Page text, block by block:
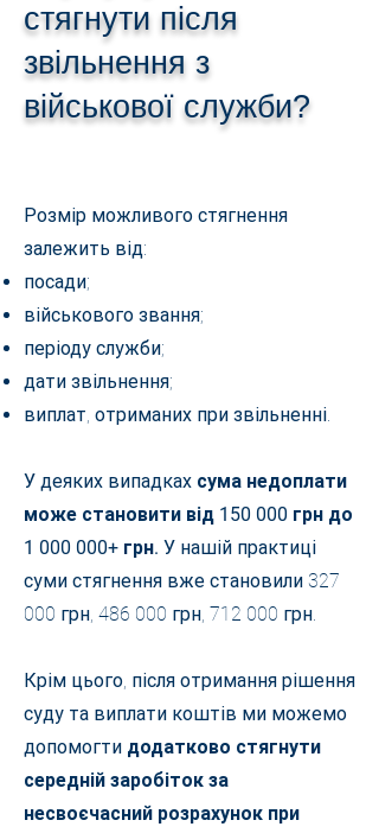
стягнути після
звільнення з
військової служби?
Розмір можливого стягнення
залежить від:
посади;
військового звання;
періоду служби;
дати звільнення;
виплат, отриманих при звільненні.
У деяких випадках сума недоплати
може становити від 150 000 грн до
1 000 000+ грн. У нашій практиці
суми стягнення вже становили 327
000 грн, 486 000 грн, 712 000 грн.
Крім цього, після отримання рішення
суду та виплати коштів ми можемо
допомогти додатково стягнути
середній заробіток за
несвоєчасний розрахунок при